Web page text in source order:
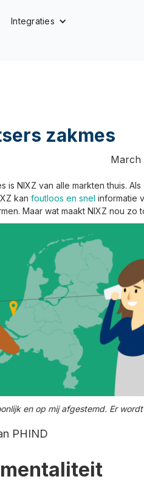
Integraties
zakmes
March
is NIXZ van alle markten thuis.
kan foutloos en snel informatie
Maar wat maakt NIXZ nou zo
en op mij afgestemd. Er
PHIND